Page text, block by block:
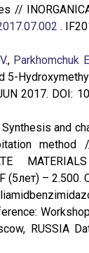
//
.
., Parkhomchuk
5-
2017. DOI:
Synthesis and
method
(5лет) – 2.500.
RUSSIA